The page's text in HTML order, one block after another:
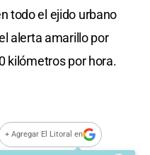
todo el ejido urbano
alerta amarillo por
kilómetros por hora.
+ Agregar El Litoral en